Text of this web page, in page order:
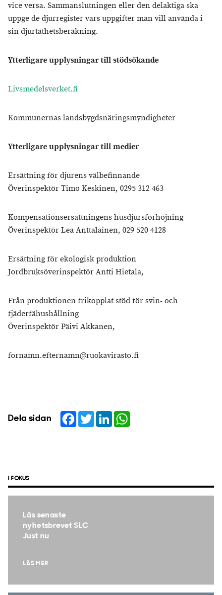
vice versa. Sammanslutningen eller den delaktiga ska
uppge de djurregister vars uppgifter man vill använda i
sin djurtäthetsberäkning.
Ytterligare upplysningar till stödsökande
Livsmedelsverket.fi
Kommunernas landsbygdsnäringsmyndigheter
Ytterligare upplysningar till medier
Ersättning för djurens välbefinnande
Överinspektör Timo Keskinen, 0295 312 463
Kompensationsersättningens husdjursförhöjning
Överinspektör Lea Anttalainen, 029 520 4128
Ersättning för ekologisk produktion
Jordbruksöverinspektör Antti Hietala,
Från produktionen frikopplat stöd för svin- och
fjäderfähushållning
Överinspektör Päivi Akkanen,
fornamn.efternamn@ruokavirasto.fi
Dela sidan Facebook
TwitterLinkedIn
I FOKUS
Läs senaste
nyhetsbrevet SLC
Just nu
LÄS MER